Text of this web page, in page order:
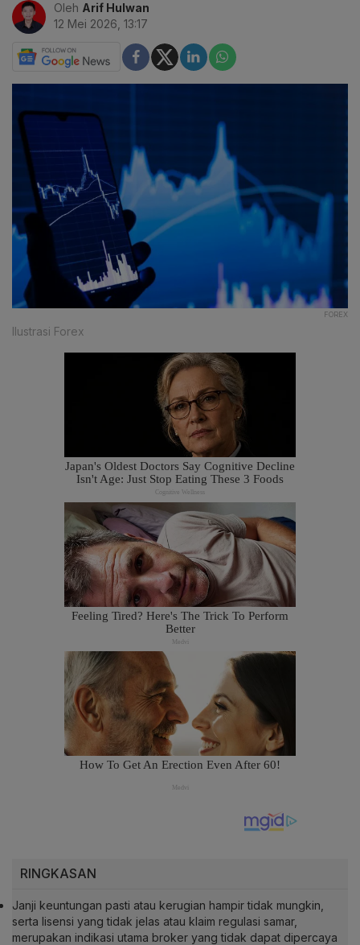
Oleh Arif Hulwan
12 Mei 2026, 13:17
FOREX
Ilustrasi Forex
RINGKASAN
Janji keuntungan pasti atau kerugian hampir tidak mungkin,
serta lisensi yang tidak jelas atau klaim regulasi samar,
merupakan indikasi utama broker yang tidak dapat dipercaya